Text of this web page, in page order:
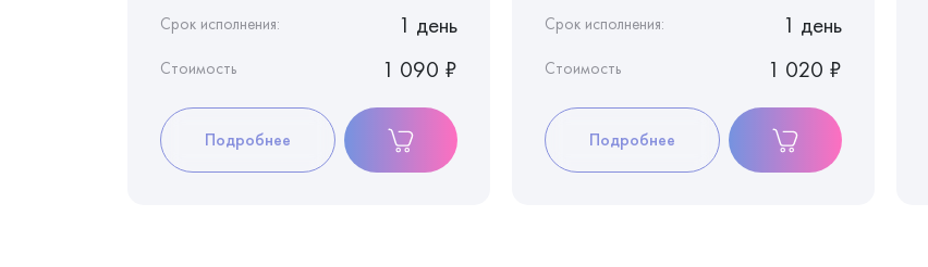
Срок исполнения: 1 день
Стоимость 1 090 ₽
Подробнее
Срок исполнения: 1 день
Стоимость 1 020 ₽
Подробнее